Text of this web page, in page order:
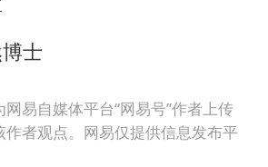
士
易自媒体平台“网易号”作者上传
作者观点。网易仅提供信息发布平